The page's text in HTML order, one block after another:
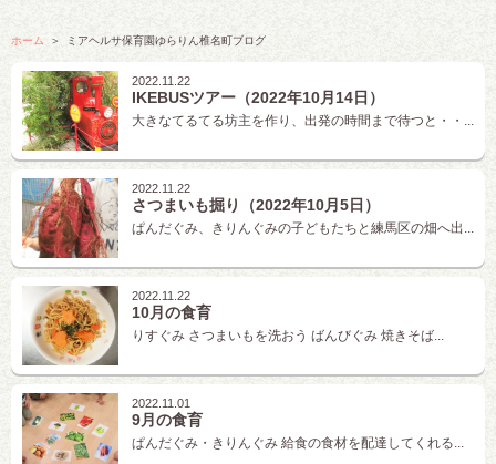
ホーム ミアヘルサ保育園ゆらりん椎名町ブログ
2022.11.22
IKEBUSツアー（2022年10月14日）
大きなてるてる坊主を作り、出発の時間まで待つと・・...
2022.11.22
さつまいも掘り（2022年10月5日）
ぱんだぐみ、きりんぐみの子どもたちと練馬区の畑へ出...
2022.11.22
10月の食育
りすぐみ さつまいもを洗おう ばんびぐみ 焼きそば...
2022.11.01
9月の食育
ぱんだぐみ・きりんぐみ 給食の食材を配達してくれる...